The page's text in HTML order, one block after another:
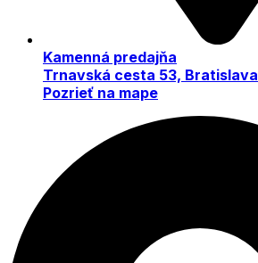
Kamenná predajňa
Trnavská cesta 53, Bratislava
Pozrieť na mape